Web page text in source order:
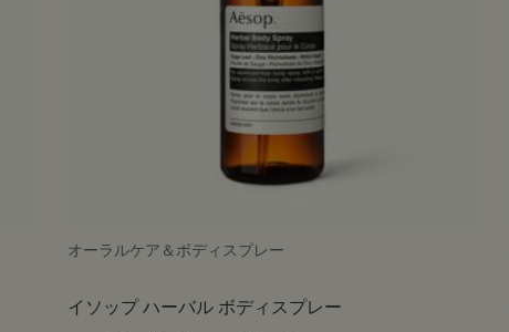
オーラルケア＆ボディスプレー
イソップ ハーバル ボディスプレー